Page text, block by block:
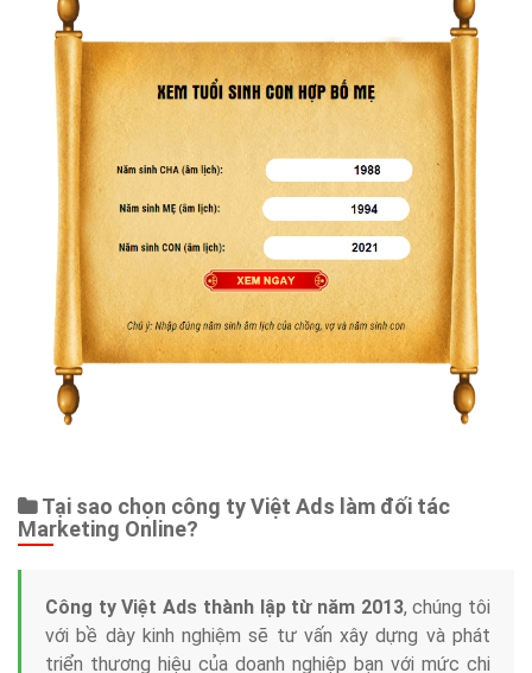
Tại sao chọn công ty Việt Ads làm đối tác
Marketing Online?
Công ty Việt Ads thành lập từ năm 2013, chúng tôi
với bề dày kinh nghiệm sẽ tư vấn xây dựng và phát
triển thương hiệu của doanh nghiệp bạn với mức chi